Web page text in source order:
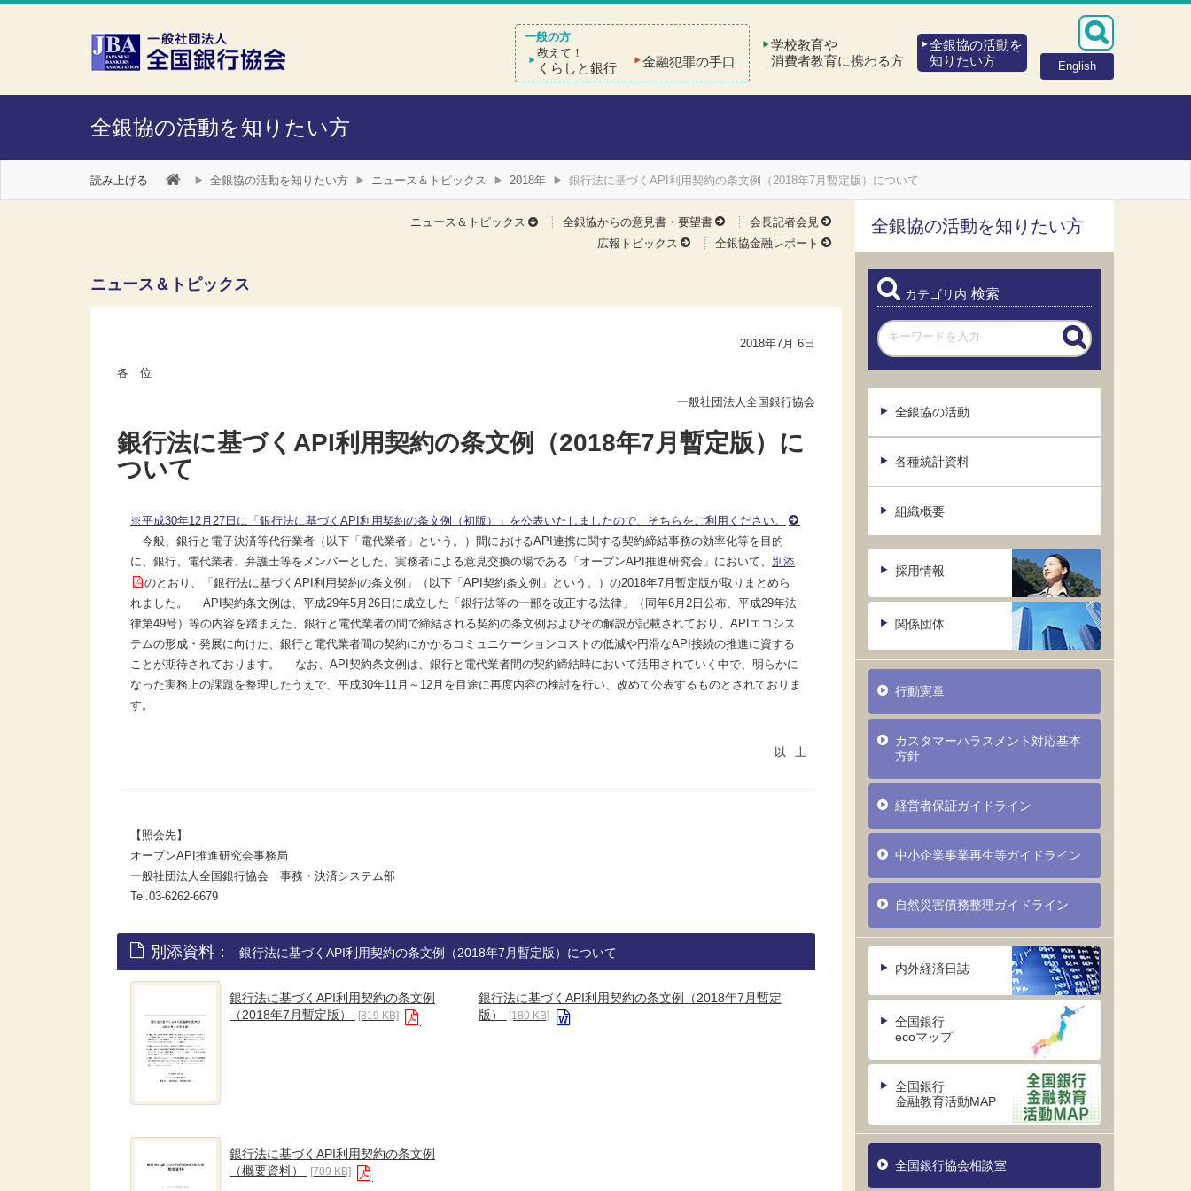
本文へスキップ
障がい者向け相談窓口
English
教えて！
くらしと銀行 金融犯罪の手口
学校教育や
消費者教育に携わる方
全銀協の活動を
知りたい方
全銀協の活動を知りたい方
読み上げる 全銀協の活動を知りたい方 ニュース＆トピックス 2018年 銀行法に基づくAPI利用契約の条文例（2018年7月暫定版）について
ニュース＆トピックス 全銀協からの意見書・要望書
会長記者会見
広報トピックス
全銀協金融レポート
ニュース＆トピックス
2018年7月 6日
各 位
一般社団法人全国銀行協会
銀行法に基づくAPI利用契約の条文例（2018年7月暫定版）に
ついて
※平成30年12月27日に「銀行法に基づくAPI利用契約の条文例（初版）」を公表いたしましたので、そちらをご利用ください。
今般、銀行と電子決済等代行業者（以下「電代業者」という。）間におけるAPI連携に関する契約締結事務の効率化等を目的
に、銀行、電代業者、弁護士等をメンバーとした、実務者による意見交換の場である「オープンAPI推進研究会」において、 別添
のとおり、「銀行法に基づくAPI利用契約の条文例」（以下「API契約条文例」という。）の2018年7月暫定版が取りまとめら
れました。 API契約条文例は、平成29年5月26日に成立した「銀行法等の一部を改正する法律」（同年6月2日公布、平成29年法
律第49号）等の内容を踏まえた、銀行と電代業者の間で締結される契約の条文例およびその解説が記載されており、APIエコシス
テムの形成・発展に向けた、銀行と電代業者間の契約にかかるコミュニケーションコストの低減や円滑なAPI接続の推進に資する
ことが期待されております。 なお、API契約条文例は、銀行と電代業者間の契約締結時において活用されていく中で、明らかに
なった実務上の課題を整理したうえで、平成30年11月～12月を目途に再度内容の検討を行い、改めて公表するものとされておりま
す。
【照会先】
オープンAPI推進研究会事務局
一般社団法人全国銀行協会 事務・決済システム部
Tel.03-6262-6679
別添資料： 銀行法に基づくAPI利用契約の条文例（2018年7月暫定版）について
銀行法に基づくAPI利用契約の条文例
（2018年7月暫定版）
[819 KB]
銀行法に基づくAPI利用契約の条文例（2018年7月暫定
版）
[180 KB]
銀行法に基づくAPI利用契約の条文例
（概要資料）
[709 KB]
全銀協の活動を知りたい方
カテゴリ内 検索
全銀協の活動
各種統計資料
組織概要
採用情報
関係団体
行動憲章
カスタマーハラスメント対応基本
方針
経営者保証ガイドライン
中小企業事業再生等ガイドライン
自然災害債務整理ガイドライン
内外経済日誌
全国銀行
ecoマップ
全国銀行
金融教育活動MAP
全国銀行協会相談室